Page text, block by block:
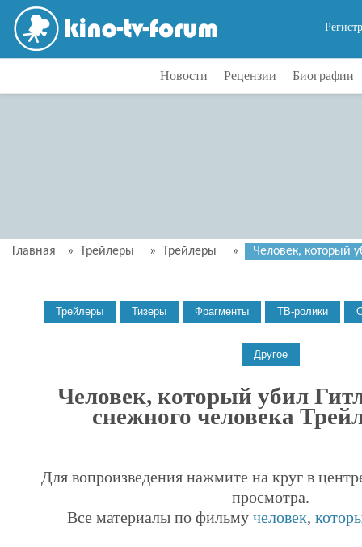
Новости Рецензии Биографии
Главная » Трейлеры » Трейлеры » Человек, который
Человек, который убил
снежного человека
Для вопроизведения нажмите на круг в
просмотра.
Все материалы по фильмучеловек,